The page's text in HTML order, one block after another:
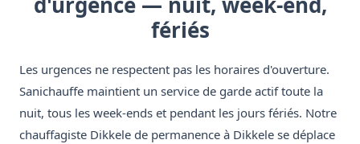
fériés
Les urgences ne respectent pas les horaires d'ouverture.
Sanichauffe maintient un service de garde actif toute la
nuit, tous les week-ends et pendant les jours fériés. Notre
chauffagiste Dikkele de permanence à Dikkele se déplace